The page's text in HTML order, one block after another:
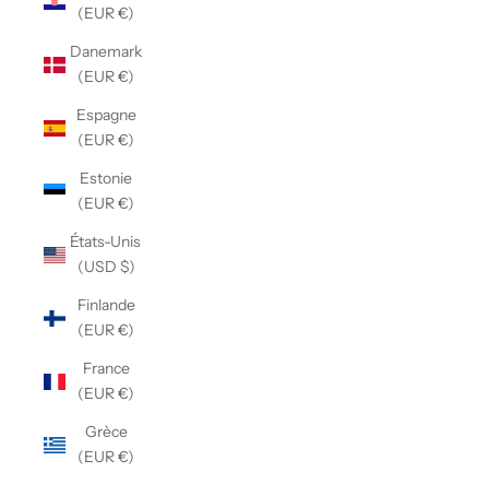
(EUR €)
Danemark
(EUR €)
Espagne
(EUR €)
Estonie
(EUR €)
États-Unis
(USD $)
Finlande
(EUR €)
France
(EUR €)
Grèce
(EUR €)